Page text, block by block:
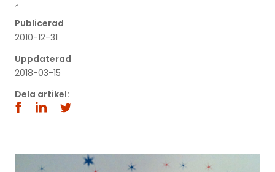
´
Publicerad
2010-12-31
Uppdaterad
2018-03-15
Dela artikel: